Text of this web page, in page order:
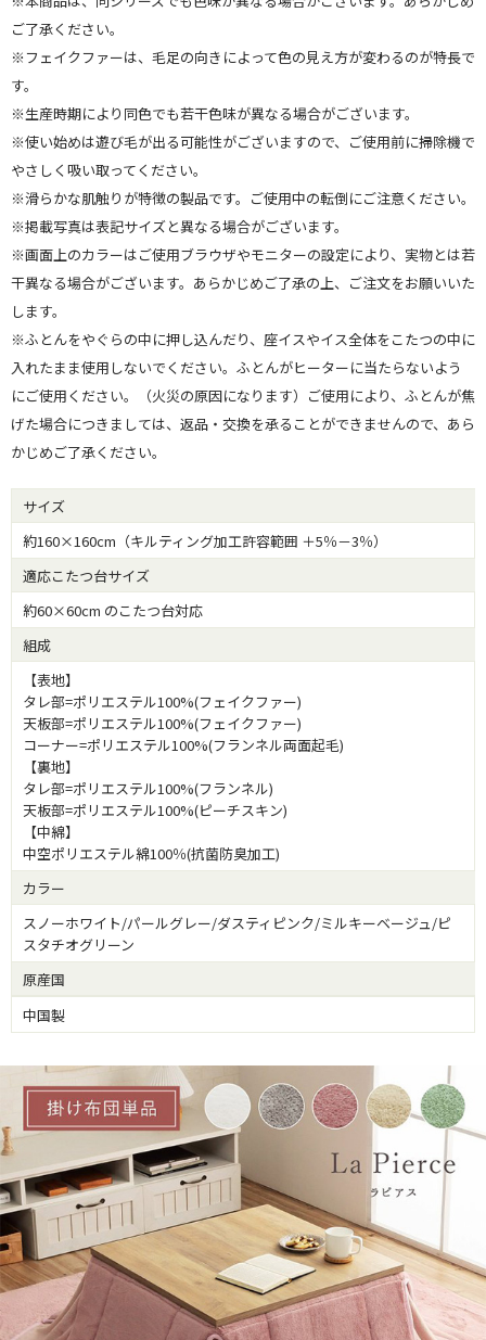
ご了承ください。
※フェイクファーは、毛足の向きによって色の見え方が変わるのが特長で
す。
※生産時期により同色でも若干色味が異なる場合がございます。
※使い始めは遊び毛が出る可能性がございますので、ご使用前に掃除機で
やさしく吸い取ってください。
※滑らかな肌触りが特徴の製品です。ご使用中の転倒にご注意ください。
※掲載写真は表記サイズと異なる場合がございます。
※画面上のカラーはご使用ブラウザやモニターの設定により、実物とは若
干異なる場合がございます。あらかじめご了承の上、ご注文をお願いいた
します。
※ふとんをやぐらの中に押し込んだり、座イスやイス全体をこたつの中に
入れたまま使用しないでください。ふとんがヒーターに当たらないよう
にご使用ください。（火災の原因になります）ご使用により、ふとんが焦
げた場合につきましては、返品・交換を承ることができませんので、あら
かじめご了承ください。
サイズ
約160×160cm（キルティング加工許容範囲 ＋5％－3％）
適応こたつ台サイズ
約60×60cm のこたつ台対応
組成
【表地】
タレ部=ポリエステル100%(フェイクファー)
天板部=ポリエステル100%(フェイクファー)
コーナー=ポリエステル100%(フランネル両面起毛)
【裏地】
タレ部=ポリエステル100%(フランネル)
天板部=ポリエステル100%(ピーチスキン)
【中綿】
中空ポリエステル綿100％(抗菌防臭加工)
カラー
スノーホワイト/パールグレー/ダスティピンク/ミルキーベージュ/ピ
スタチオグリーン
原産国
中国製